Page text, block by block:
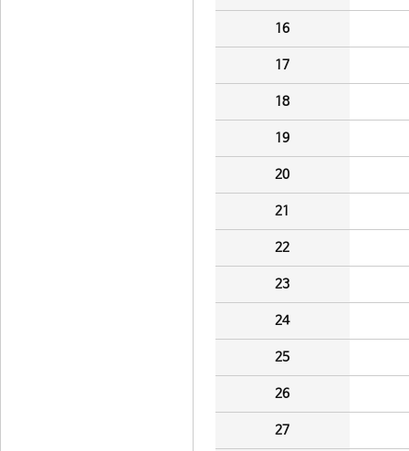
16
17
18
19
20
21
22
23
24
25
26
27